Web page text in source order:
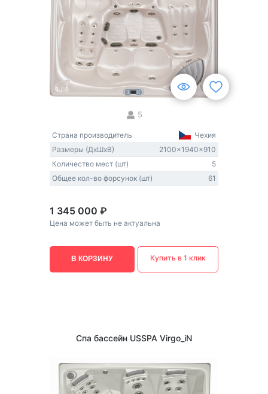
1/3
5
Страна производитель
Чехия
Размеры (ДxШxВ)
2100x1940x910
Количество мест (шт)
5
Общее кол-во форсунок (шт)
61
1 345 000 ₽
Цена может быть не актуальна
В КОРЗИНУ Купить в 1 клик
Спа бассейн USSPA Virgo_iN